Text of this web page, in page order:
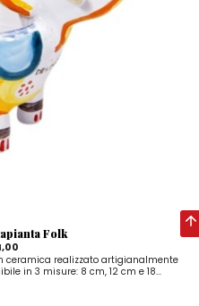
Folk
ceramica realizzato artigianalmente
in 3 misure: 8 cm, 12 cm e 18...